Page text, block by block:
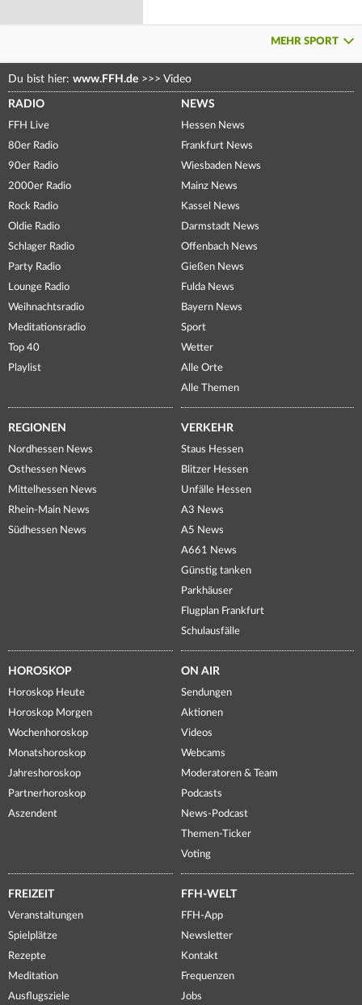
MEHR SPORT
Du bist hier: www.FFH.de >>> Video
RADIO
FFH Live
80er Radio
90er Radio
2000er Radio
Rock Radio
Oldie Radio
Schlager Radio
Party Radio
Lounge Radio
Weihnachtsradio
Meditationsradio
Top 40
Playlist
NEWS
Hessen News
Frankfurt News
Wiesbaden News
Mainz News
Kassel News
Darmstadt News
Offenbach News
Gießen News
Fulda News
Bayern News
Sport
Wetter
Alle Orte
Alle Themen
REGIONEN
Nordhessen News
Osthessen News
Mittelhessen News
Rhein-Main News
Südhessen News
VERKEHR
Staus Hessen
Blitzer Hessen
Unfälle Hessen
A3 News
A5 News
A661 News
Günstig tanken
Parkhäuser
Flugplan Frankfurt
Schulausfälle
HOROSKOP
Horoskop Heute
Horoskop Morgen
Wochenhoroskop
Monatshoroskop
Jahreshoroskop
Partnerhoroskop
Aszendent
ON AIR
Sendungen
Aktionen
Videos
Webcams
Moderatoren & Team
Podcasts
News-Podcast
Themen-Ticker
Voting
FREIZEIT
Veranstaltungen
Spielplätze
Rezepte
Meditation
Ausflugsziele
FFH-WELT
FFH-App
Newsletter
Kontakt
Frequenzen
Jobs